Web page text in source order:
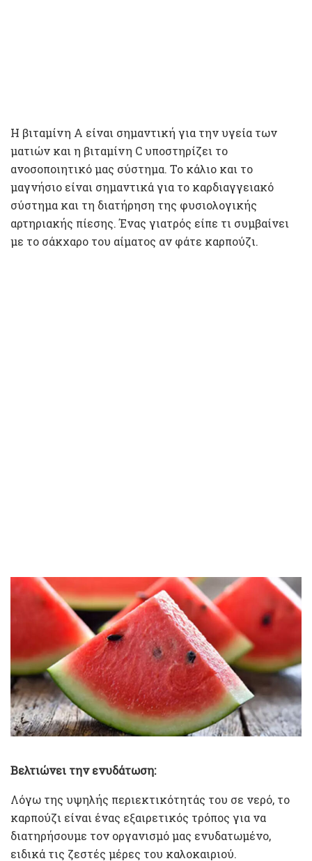
Η βιταμίνη Α είναι σημαντική για την υγεία των
ματιών και η βιταμίνη C υποστηρίζει το
ανοσοποιητικό μας σύστημα. Το κάλιο και το
μαγνήσιο είναι σημαντικά για το καρδιαγγειακό
σύστημα και τη διατήρηση της φυσιολογικής
αρτηριακής πίεσης. Ένας γιατρός είπε τι συμβαίνει
με το σάκχαρο του αίματος αν φάτε καρπούζι.
Βελτιώνει την ενυδάτωση:
Λόγω της υψηλής περιεκτικότητάς του σε νερό, το
καρπούζι είναι ένας εξαιρετικός τρόπος για να
διατηρήσουμε τον οργανισμό μας ενυδατωμένο,
ειδικά τις ζεστές μέρες του καλοκαιριού.